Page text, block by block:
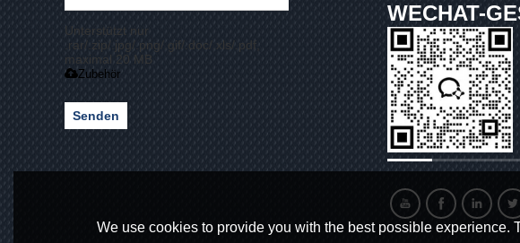
Unterstützt nur
.rar/.zip/.jpg/.png/.gif/.doc/.xls/.pdf,
maximal 20 MB
Zubehör
Senden
WECHAT-
We use cookies to provide you with the best possible